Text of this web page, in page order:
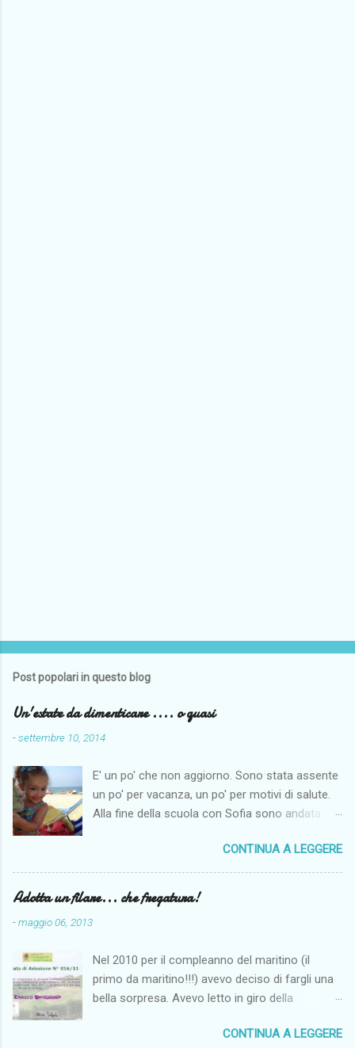
Post popolari in questo blog
Un'estate da dimenticare .... o quasi
-settembre 10, 2014
E' un po' che non aggiorno. Sono stata assente
un po' per vacanza, un po' per motivi di salute.
Alla fine della scuola con Sofia sono andata a
di ferie solo le centrali di agosto e così per far
fare un po' di mare alla monella siamo andate al
mare dai miei. Come penso per tutti il tempo
quest'anno non è stato clemente, anche se noi
problemi più seri sono iniziati ad agosto. Sono
finita due volte al Pronto Soccorso.
Fortunatamente nulla di grave anche se lo
aggiungere un dolorosissimo mal di denti in
CONTINUA A LEGGERE
Adotta un filare... che fregatura!
-maggio 06, 2013
Nel 2010 per il compleanno del maritino (il
primo da maritino!!!) avevo deciso di fargli una
bella sorpresa. Avevo letto in giro della
vigna. Guardando un po' in rete avevo notato il
CONTINUA A LEGGERE